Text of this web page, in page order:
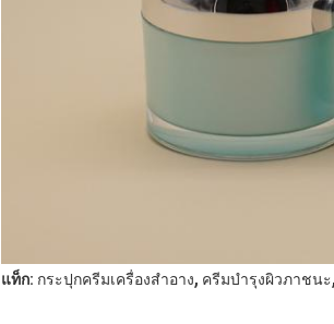
แท็ก: กระปุกครีมเครื่องสำอาง, ครีมบำรุงผิวภาชนะ,